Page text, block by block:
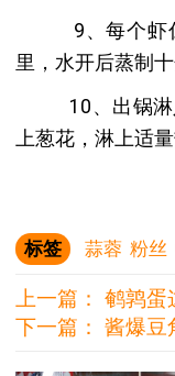
9、每个虾仁
里，水开后蒸制
10、出锅淋入
上葱花，淋上适
标签 蒜蓉 粉丝
上一篇： 鹌鹑蛋
下一篇： 酱爆豆